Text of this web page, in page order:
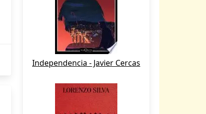
Independencia - Javier Cercas